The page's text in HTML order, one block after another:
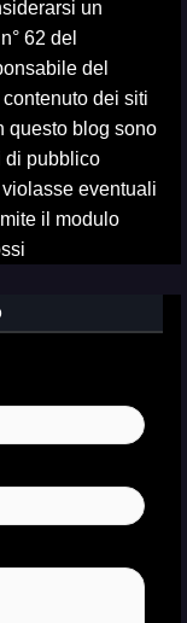
un
62 del
del
dei siti
questo blog sono
di pubblico
eventuali
il modulo